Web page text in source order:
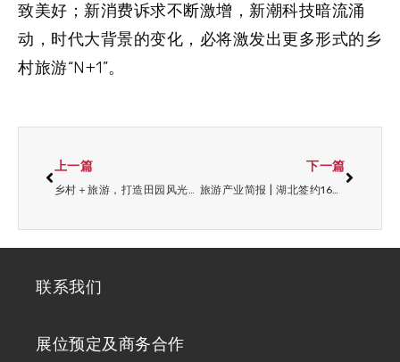
致美好；新消费诉求不断激增，新潮科技暗流涌
动，时代大背景的变化，必将激发出更多形式的乡
村旅游“N+1”。
上一篇
乡村＋旅游，打造田园风光的升级版（上）
下一篇
旅游产业简报 | 湖北签约1655亿元文旅重点项目；江苏签约261个重点文旅项目；贵州推出50个旅游产业化项目招商
联系我们
展位预定及商务合作